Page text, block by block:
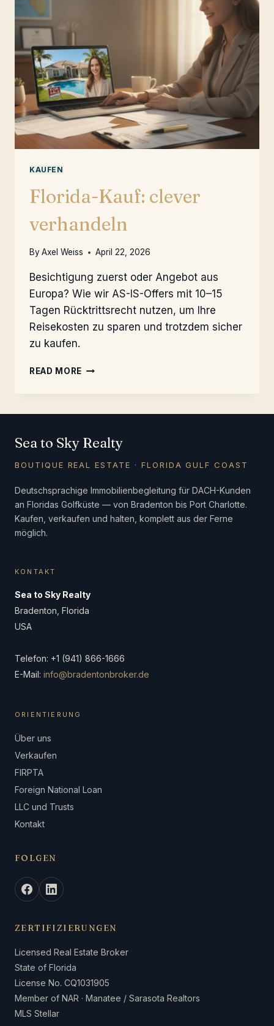
KAUFEN
Florida-Kauf: clever
verhandeln
ByAxel Weiss April 22, 2026
Besichtigung zuerst oder Angebot aus
Europa? Wie wir AS-IS-Offers mit 10–15
Tagen Rücktrittsrecht nutzen, um Ihre
Reisekosten zu sparen und trotzdem sicher
zu kaufen.
READ MORE FLORIDA-
Sea to Sky Realty
BOUTIQUE REAL ESTATE · FLORIDA GULF COAST
Deutschsprachige Immobilienbegleitung für DACH-Kunden
an Floridas Golfküste — von Bradenton bis Port Charlotte.
Kaufen, verkaufen und halten, komplett aus der Ferne
möglich.
KONTAKT
Sea to Sky Realty
Bradenton, Florida
USA
Telefon: +1 (941) 866-1666
E-Mail: info@bradentonbroker.de
ORIENTIERUNG
Über uns
Verkaufen
FIRPTA
Foreign National Loan
LLC und Trusts
Kontakt
FOLGEN
ZERTIFIZIERUNGEN
Licensed Real Estate Broker
State of Florida
License No. CQ1031905
Member of NAR · Manatee / Sarasota Realtors
MLS Stellar